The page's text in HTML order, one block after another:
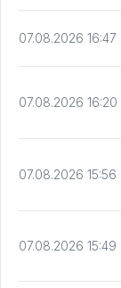
07.08.2026 16:47
07.08.2026 16:20
07.08.2026 15:56
07.08.2026 15:49